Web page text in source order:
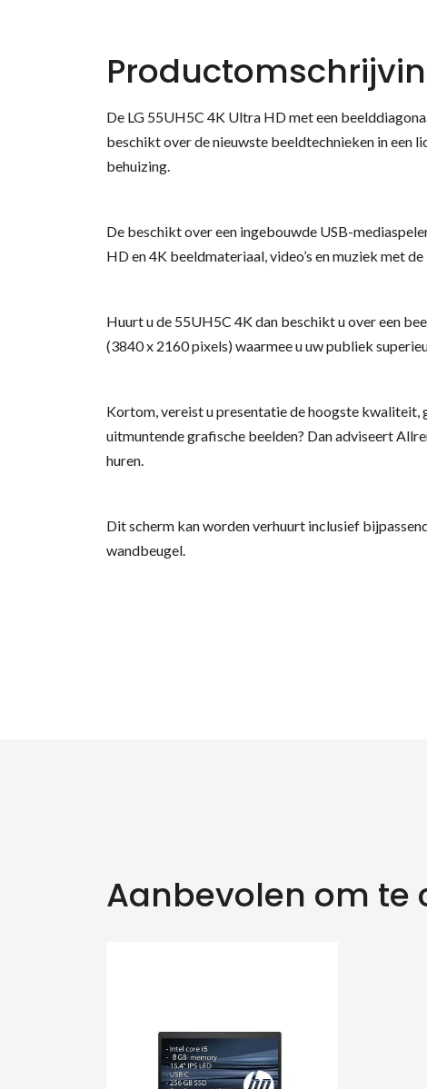
De LG 55UH5C 4K Ultra HD met een
beschikt over de nieuwste beeldtechnieken in een
behuizing.
De beschikt over een ingebouwde USB-
HD en 4K beeldmateriaal, video’s en muziek met
Huurt u de 55UH5C 4K dan beschikt u over een
(3840 x 2160 pixels) waarmee u uw publiek
Kortom, vereist u presentatie de hoogste kwaliteit,
uitmuntende grafische beelden? Dan adviseert
huren.
Dit scherm kan worden verhuurt inclusief
wandbeugel.
Aanbevolen om te